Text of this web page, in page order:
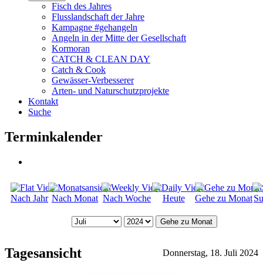
Fisch des Jahres
Flusslandschaft der Jahre
Kampagne #gehangeln
Angeln in der Mitte der Gesellschaft
Kormoran
CATCH & CLEAN DAY
Catch & Cook
Gewässer-Verbesserer
Arten- und Naturschutzprojekte
Kontakt
Suche
Terminkalender
Nach Jahr Nach Monat Nach Woche Heute Gehe zu Monat
Gehe zu Monat
Tagesansicht Donnerstag, 18. Juli 2024